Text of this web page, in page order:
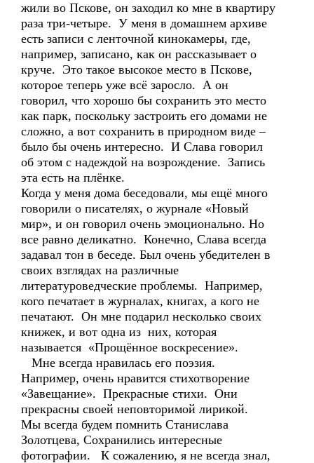
жили во Пскове, он заходил ко мне в квартиру
раза три-четыре. У меня в домашнем архиве
есть записи с ленточной кинокамеры, где,
например, записано, как он рассказывает о
круче. Это такое высокое место в Пскове,
которое теперь уже всё заросло. А он
говорил, что хорошо бы сохранить это место
как парк, поскольку застроить его домами не
сложно, а вот сохранить в природном виде –
было бы очень интересно. И Слава говорил
об этом с надеждой на возрождение. Запись
эта есть на плёнке.
Когда у меня дома беседовали, мы ещё много
говорили о писателях, о журнале «Новый
мир», и он говорил очень эмоционально. Но
все равно деликатно. Конечно, Слава всегда
задавал тон в беседе. Был очень убедителен в
своих взглядах на различные
литературоведческие проблемы. Например,
кого печатает в журналах, книгах, а кого не
печатают. Он мне подарил несколько своих
книжек, и вот одна из них, которая
называется «Прощённое воскресение».
Мне всегда нравилась его поэзия.
Например, очень нравится стихотворение
«Завещание». Прекрасные стихи. Они
прекрасны своей неповторимой лирикой.
Мы всегда будем помнить Станислава
Золотцева, Сохранились интересные
фотографии. К сожалению, я не всегда знал,